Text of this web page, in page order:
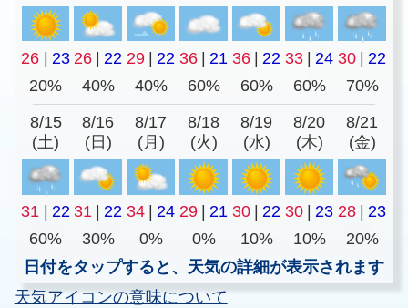
26 23 26 22 29 22 36 21 36 22 33 24 30
22
20%
40% 40% 60% 60% 60% 70%
8/15
(土)
8/16
(日)
8/17
(月)
8/18
(火)
8/19
(水)
8/20
(木)
8/21
(金)
31 22 31 22 34 24 29 21 30 22 30 23 28
23
60%
30% 0% 0% 10% 10%
20%
日付をタップすると、天気の詳細が表示されます
天気アイコンの意味について